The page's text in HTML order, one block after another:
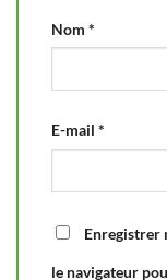
Nom *
E-mail *
Enregistrer
le navigateur